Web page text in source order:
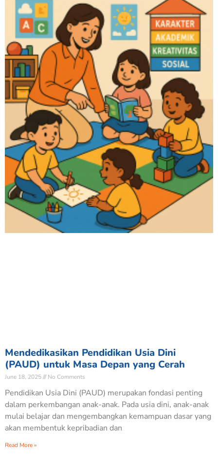
Mendedikasikan Pendidikan Usia Dini
(PAUD) untuk Masa Depan yang Cerah
June 18, 2025 No Comments
Pendidikan Usia Dini (PAUD) merupakan fondasi penting
dalam perkembangan anak-anak. Pada usia dini, anak-anak
mulai belajar dan mengembangkan kemampuan dasar yang
akan membentuk kepribadian dan
Read More »